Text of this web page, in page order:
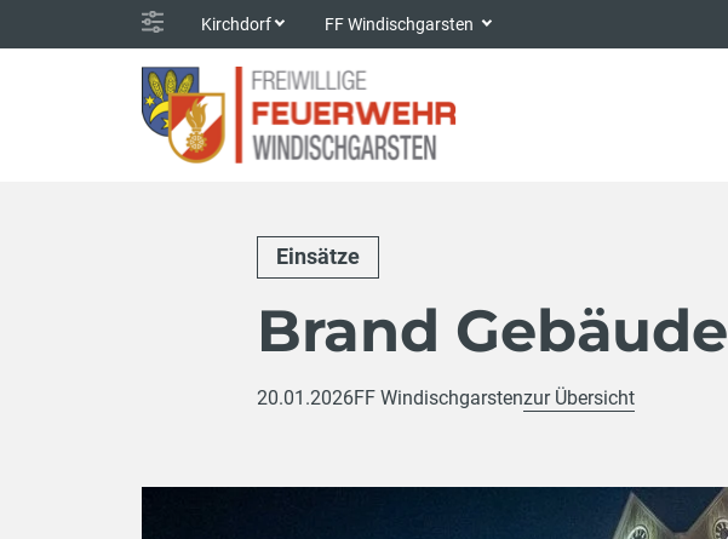
Kirchdorf FF Windischgarsten
Einsätze
Brand Gebäude
20.01.2026FF Windischgarstenzur Übersicht